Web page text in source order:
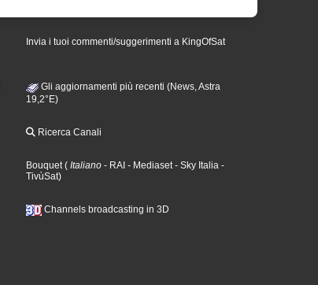
Invia i tuoi commenti/suggerimenti a KingOfSat
Gli aggiornamenti più recenti (News, Astra
19,2°E)
Ricerca Canali
Bouquet( Italiano - RAI - Mediaset- Sky Italia -
TivùSat)
Channels broadcasting in 3D